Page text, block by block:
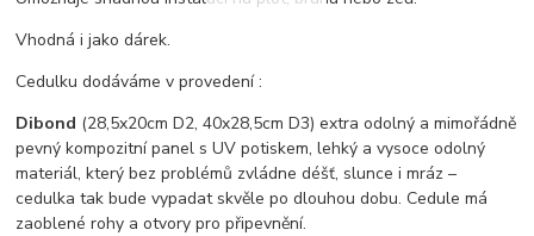
Vhodná i jako dárek.
Cedulku dodáváme v provedení :
Dibond (28,5x20cm D2, 40x28,5cm D3) extra odolný a mimořádně
pevný kompozitní panel s UV potiskem, lehký a vysoce odolný
materiál, který bez problémů zvládne déšť, slunce i mráz –
cedulka tak bude vypadat skvěle po dlouhou dobu. Cedule má
zaoblené rohy a otvory pro připevnění.